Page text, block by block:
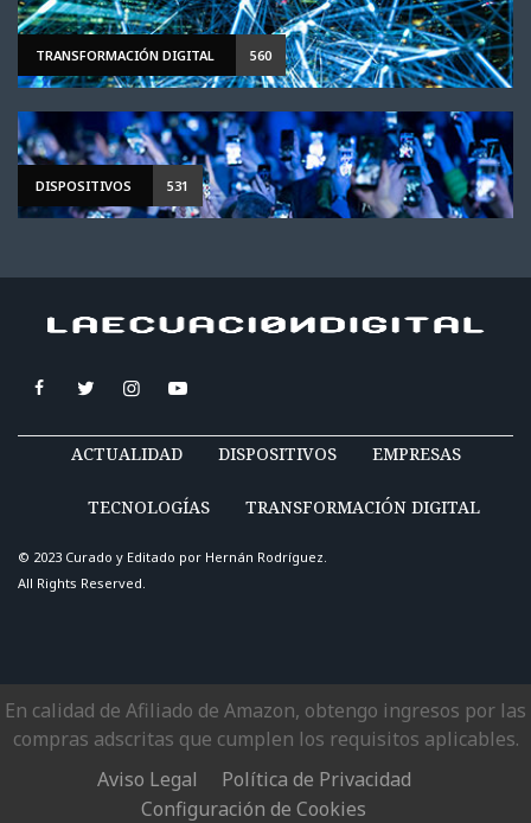
TRANSFORMACIÓN DIGITAL 560
DISPOSITIVOS 531
ACTUALIDAD DISPOSITIVOS EMPRESAS
TECNOLOGÍAS TRANSFORMACIÓN DIGITAL
© 2023 Curado y Editado por Hernán Rodríguez.
All Rights Reserved.
En calidad de Afiliado de Amazon, obtengo ingresos por las
compras adscritas que cumplen los requisitos aplicables.
Aviso Legal
Política de Privacidad
Configuración de Cookies